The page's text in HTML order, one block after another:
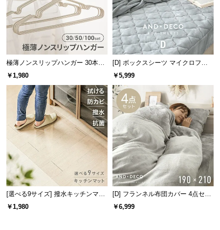
設
置
サ
ビ
ス
に
つ
い
て
搬
経
路
に
つ
て
極薄ノンスリップハンガー 30本セ
ット
￥1,980
[D] ボックスシーツ マイクロファ
イバー
￥5,999
[選べる9サイズ] 撥水キッチンマッ
ト
￥1,980
[D] フランネル布団カバー 4点セッ
ト
￥6,999